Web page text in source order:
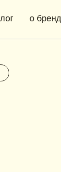
о бренде